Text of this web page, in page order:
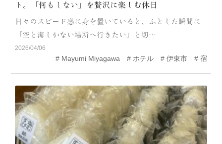
ト。「何もしない」を贅沢に楽しむ休日
日々のスピード感に身を置いていると、ふとした瞬間に
「空と海しかない場所へ行きたい」と切…
2026/04/06
Mayumi Miyagawa ホテル 伊東市 宿